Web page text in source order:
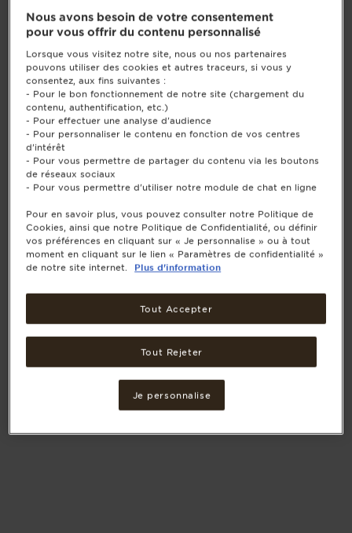
Nous avons besoin de votre consentement
pour vous offrir du contenu personnalisé
Lorsque vous visitez notre site, nous ou nos partenaires
pouvons utiliser des cookies et autres traceurs, si vous y
consentez, aux fins suivantes :
- Pour le bon fonctionnement de notre site (chargement du
contenu, authentification, etc.)
- Pour effectuer une analyse d'audience
- Pour personnaliser le contenu en fonction de vos centres
d'intérêt
- Pour vous permettre de partager du contenu via les boutons
de réseaux sociaux
- Pour vous permettre d'utiliser notre module de chat en ligne
Pour en savoir plus, vous pouvez consulter notre Politique de
Cookies, ainsi que notre Politique de Confidentialité, ou définir
vos préférences en cliquant sur « Je personnalise » ou à tout
moment en cliquant sur le lien « Paramètres de confidentialité »
de notre site internet.
Plus d'information
Tout Rejeter
Tout Accepter
Je personnalise